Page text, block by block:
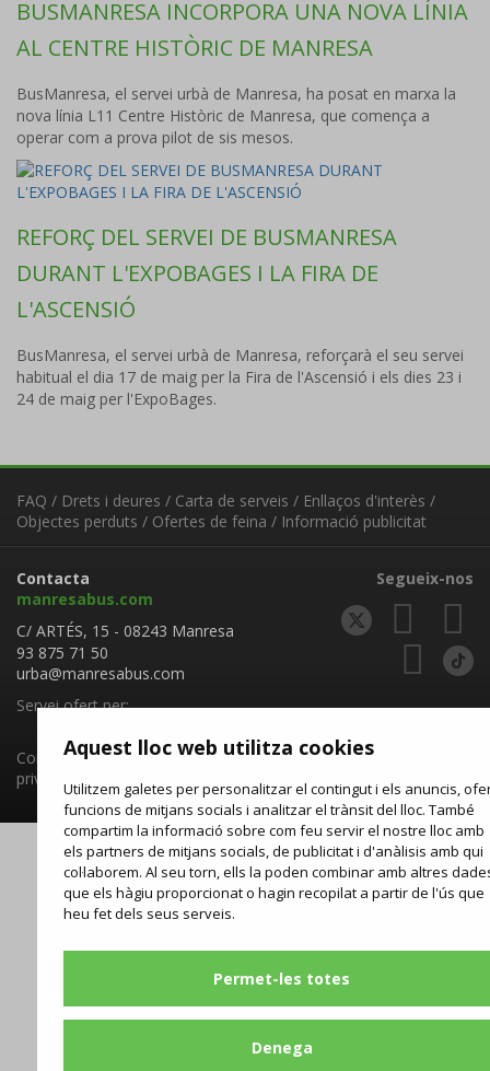
Aquest lloc web utilitza cookies
Utilitzem galetes per personalitzar el contingut i els anuncis,
funcions de mitjans socials i analitzar el trànsit del lloc. També
compartim la informació sobre com feu servir el nostre lloc amb
els partners de mitjans socials, de publicitat i d'anàlisis amb qui
col·laborem. Al seu torn, ells la poden combinar amb altres
que els hàgiu proporcionat o hagin recopilat a partir de l'ús que
heu fet dels seus serveis.
Permet-les totes
Denega
BUSMANRESA INCORPORA UNA NOVA LÍNIA
AL CENTRE HISTÒRIC DE MANRESA
BusManresa, el servei urbà de Manresa, ha posat en marxa la
nova línia L11 Centre Històric de Manresa, que comença a
operar com a prova pilot de sis mesos.
REFORÇ DEL SERVEI DE BUSMANRESA
DURANT L'EXPOBAGES I LA FIRA DE
L'ASCENSIÓ
BusManresa, el servei urbà de Manresa, reforçarà el seu servei
habitual el dia 17 de maig per la Fira de l'Ascensió i els dies 23 i
24 de maig per l'ExpoBages.
FAQ / Drets i deures / Carta de serveis / Enllaços d'interès /
Objectes perduts / Ofertes de feina / Informació publicitat
Contacta
manresabus.com
C/ ARTÉS, 15 - 08243 Manresa
93 875 71 50
urba@manresabus.com
Servei ofert per:
Condicions generals i política de
privadesa
Política de cookies
Segueix-nos